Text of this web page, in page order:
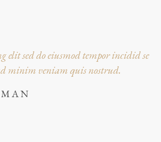
elit sed do eiusmod tempor incidid se
minim veniam quis nostrud.